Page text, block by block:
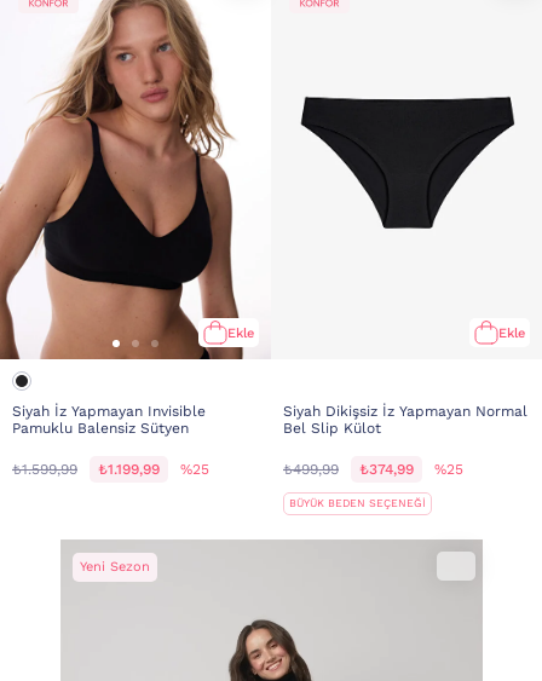
Ekle
Siyah İz Yapmayan Invisible
Pamuklu Balensiz Sütyen
₺1.599,99 ₺1.199,99 %25
Ekle
Siyah Dikişsiz İz Yapmayan Normal
Bel Slip Külot
₺499,99 ₺374,99 %25
BÜYÜK BEDEN SEÇENEĞİ
Yeni Sezon